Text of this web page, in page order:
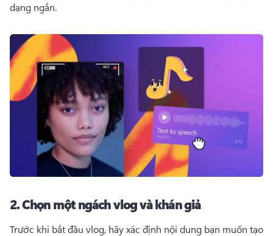
dạng ngắn.
2.Chọn một ngách vlog và khán giả
Trước khi bắt đầu vlog, hãy xác định nội dung bạn muốn tạo